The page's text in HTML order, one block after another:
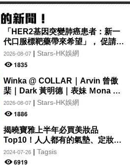
「HER2基因突變肺癌患者：新一
代口服標靶藥帶來希望」， 促請政
府加快納入藥物名冊，助患者及早
受惠
2026-08-07| Stars-HK娛網
1835
Winka @ COLLAR｜Arvin 曾傲
棐｜Dark 黃明德｜表妹 Ｍona 8
月29日起登陸L5維港空中花園 |
wwwtc mall 首度呈獻「Music
2026-08-07| Stars-HK娛網
1886
揭曉寶雅上半年必買美妝品
Top10！人人都有的氣墊、定妝噴
霧、保養品～幫你找到最值得入手
的好物♡
2024-07-26| Tagsis
6919